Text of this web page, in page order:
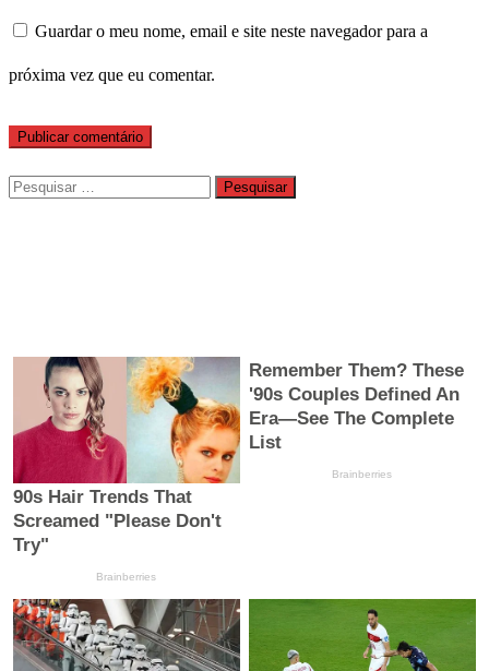
Guardar o meu nome, email e site neste navegador para a
próxima vez que eu comentar.
Pesquisar
por: